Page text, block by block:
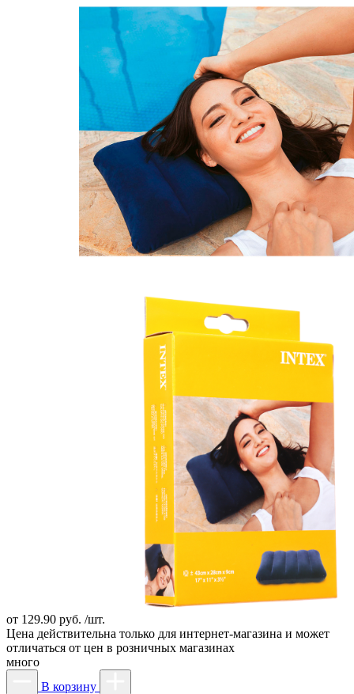
от 129.90 руб. /шт.
Цена действительна только для интернет-магазина и может
отличаться от цен в розничных магазинах
много
В корзину